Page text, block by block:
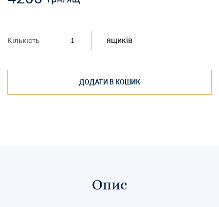
Кількість ящиків
ДОДАТИ В КОШИК
Опис